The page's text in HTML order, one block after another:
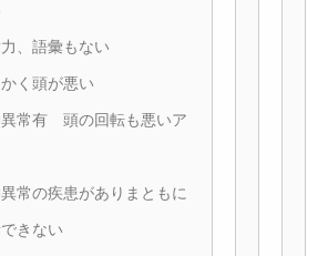
、語彙もない
く頭が悪い
常有 頭の回転も悪いア
常の疾患がありまともに
きない